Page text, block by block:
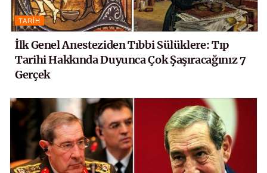
TARIH
İlk Genel Anesteziden Tıbbi Sülüklere: Tıp
Tarihi Hakkında Duyunca Çok Şaşıracağınız 7
Gerçek